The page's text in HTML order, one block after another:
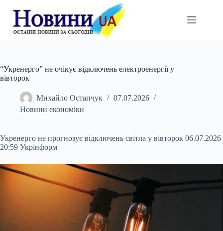
вмісту
“Укренерго” не очікує відключень електроенергії у
вівторок
Михайло Остапчук
07.07.2026
Новини економіки
Укренерго не прогнозує відключень світла у вівторок 06.07.2026
20:59 Укрінформ